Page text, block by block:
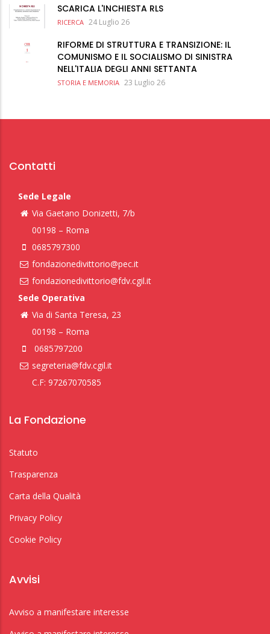
SCARICA L'INCHIESTA RLS
RICERCA 24 Luglio 26
RIFORME DI STRUTTURA E TRANSIZIONE: IL
COMUNISMO E IL SOCIALISMO DI SINISTRA
NELL'ITALIA DEGLI ANNI SETTANTA
STORIA E MEMORIA 23 Luglio 26
Contatti
Sede Legale
Via Gaetano Donizetti, 7/b
00198 – Roma
0685797300
fondazionedivittorio@pec.it
fondazionedivittorio@fdv.cgil.it
Sede Operativa
Via di Santa Teresa, 23
00198 – Roma
0685797200
segreteria@fdv.cgil.it
C.F: 97267070585
La Fondazione
Statuto
Trasparenza
Carta della Qualità
Privacy Policy
Cookie Policy
Avvisi
Avviso a manifestare interesse